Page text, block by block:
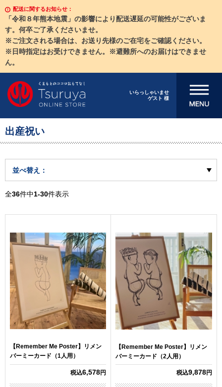
配送に関するお知らせ：
「令和８年熊本地震」の影響により配送遅延の可能性がございま
す。何卒ご了承くださいませ。
※ご注文される場合は、お送り先様のご在宅をご確認ください。
※日時指定はお受けできません。※避難所へのお届けはできませ
ん。
いらっしゃいませ
ゲスト 様
メニューを開
出産祝い
並べ替え：
全36件中1-30件表示
【Remember Me Poster】リメン
バーミーカード（1人用）
税込6,578円
【Remember Me Poster】リメン
バーミーカード（2人用）
税込9,878円